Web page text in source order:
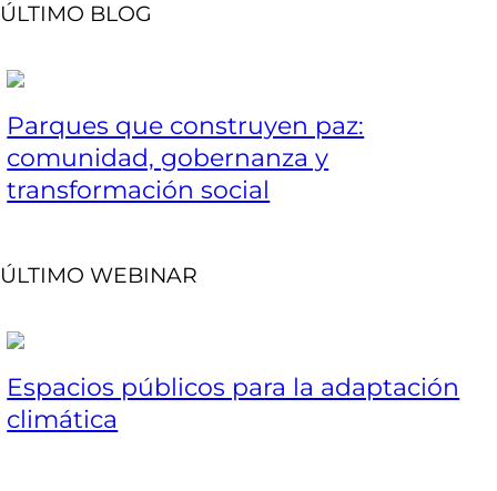
ÚLTIMO BLOG
Parques que construyen paz:
comunidad, gobernanza y
transformación social
ÚLTIMO WEBINAR
Espacios públicos para la adaptación
climática